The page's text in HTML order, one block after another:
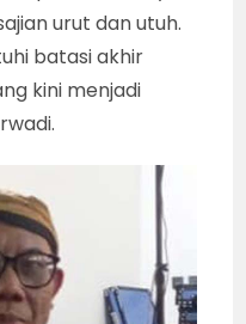
pendukung
bisa
Yang penting
yang
silau
pentas itu saya
urut dan utuh.
batasi akhir
kini menjadi